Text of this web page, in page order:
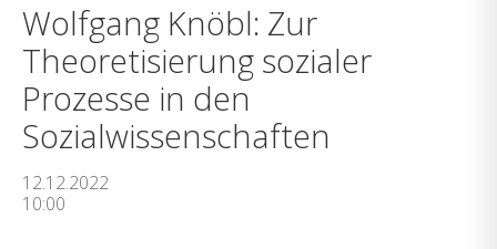
Wolfgang Knöbl: Zur
Theoretisierung sozialer
Prozesse in den
Sozialwissenschaften
12.12.2022
10:00